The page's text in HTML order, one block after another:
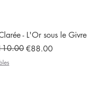
- L'Or sous le Givre
€88.00